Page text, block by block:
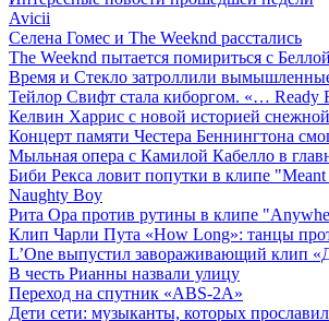
Avicii
Селена Гомес и The Weeknd расстались
The Weeknd пытается помириться с
Время и Стекло затроллили
Тейлор Свифт стала киборгом. «… Ready
Келвин Харрис с новой историей
Концерт памяти Честера Беннингтона
Мыльная опера с Камилой Кабелло в
Биби Рекса ловит попутки в клипе
Naughty Boy
Рита Ора против рутины в клипе
Клип Чарли Пута «How Long»: танцы
L’One выпустил завораживающий клип
В честь Рианны назвали улицу
Переход на спутник «ABS-2A»
Дети сети: музыканты, которых